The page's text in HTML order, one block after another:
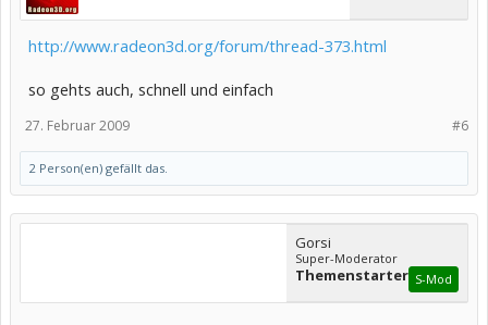
http://www.radeon3d.org/forum/thread-373.html
so gehts auch, schnell und einfach
#6
27. Februar 2009
2 Person(en) gefällt das.
Gorsi
Super-Moderator
Themenstarter S-Mod